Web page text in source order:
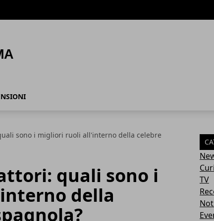
sono i migliori ruoli all'interno della celebre
quali sono i
della
TV